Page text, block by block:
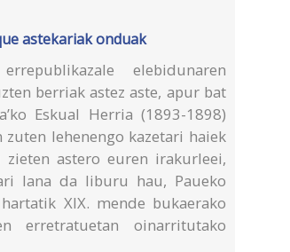
astekariak onduak
elebidunaren
berriak astez aste, apur bat
Eskual Herria (1893-1898)
lehenengo kazetari haiek
astero euren irakurleei,
lana da liburu hau, Paueko
XIX. mende bukaerako
erretratuetan oinarritutako